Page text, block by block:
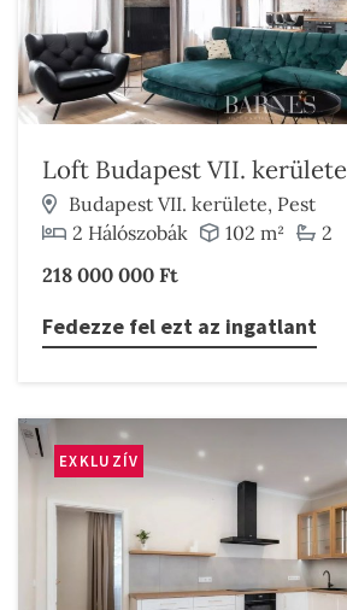
Loft Budapest VII. kerülete
Budapest VII. kerülete, Pest
2 Hálószobák
102 m²
2
218 000 000 Ft
Fedezze fel ezt az ingatlant
EXKLUZÍV